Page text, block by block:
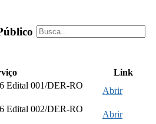
Link
Edital 001/DER-RO
Abrir
Edital 002/DER-RO
Abrir